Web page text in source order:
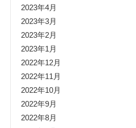
2023年4月
2023年3月
2023年2月
2023年1月
2022年12月
2022年11月
2022年10月
2022年9月
2022年8月